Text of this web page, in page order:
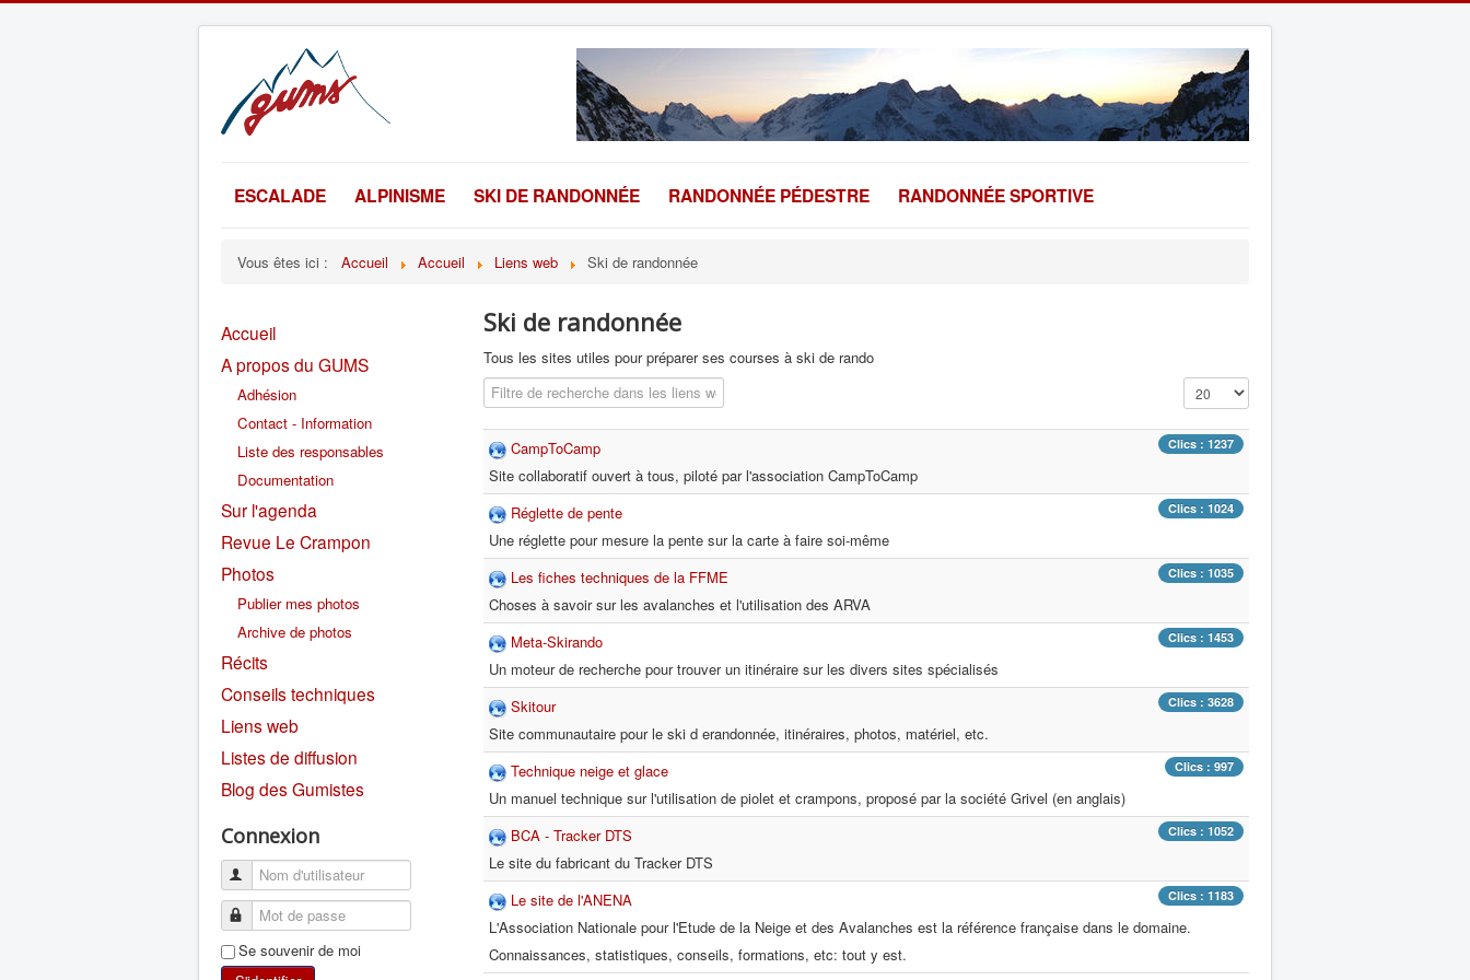
ESCALADE ALPINISME SKI DE RANDONNÉE RANDONNÉE PÉDESTRE RANDONNÉE SPORTIVE
Vous êtes ici : Accueil Accueil Liens web Ski de randonnée
Accueil
A propos du GUMS
Adhésion
Contact - Information
Liste des responsables
Documentation
Sur l'agenda
Revue Le Crampon
Photos
Publier mes photos
Archive de photos
Récits
Conseils techniques
Liens web
Listes de diffusion
Blog des Gumistes
Connexion
Se souvenir de moi
Ski de randonnée
Tous les sites utiles pour préparer ses courses à ski de rando
Champ de filtre
Affichage #
Clics : 1237
CampToCamp
Site collaboratif ouvert à tous, piloté par l'association CampToCamp
Clics : 1024
Réglette de pente
Une réglette pour mesure la pente sur la carte à faire soi-même
Clics : 1035
Les fiches techniques de la FFME
Choses à savoir sur les avalanches et l'utilisation des ARVA
Clics : 1453
Meta-Skirando
Un moteur de recherche pour trouver un itinéraire sur les divers sites spécialisés
Clics : 3628
Skitour
Site communautaire pour le ski d erandonnée, itinéraires, photos, matériel, etc.
Clics : 997
Technique neige et glace
Un manuel technique sur l'utilisation de piolet et crampons, proposé par la société Grivel (en anglais)
Clics : 1052
BCA - Tracker DTS
Le site du fabricant du Tracker DTS
Clics : 1183
Le site de l'ANENA
L'Association Nationale pour l'Etude de la Neige et des Avalanches est la référence française dans le domaine.
Connaissances, statistiques, conseils, formations, etc: tout y est.